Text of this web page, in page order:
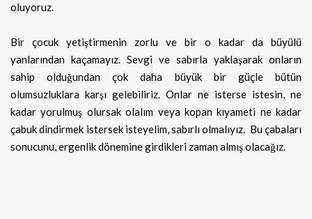
oluyoruz.
Bir çocuk yetiştirmenin zorlu ve bir o kadar da büyülü
yanlarından kaçamayız. Sevgi ve sabırla yaklaşarak onların
sahip olduğundan çok daha büyük bir güçle bütün
olumsuzluklara karşı gelebiliriz. Onlar ne isterse istesin, ne
kadar yorulmuş olursak olalım veya kopan kıyameti ne kadar
çabuk dindirmek istersek isteyelim, sabırlı olmalıyız. Bu çabaları
sonucunu, ergenlik dönemine girdikleri zaman almış olacağız.